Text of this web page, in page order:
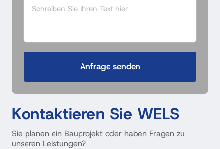
Anfrage senden
Kontaktieren Sie WELS
Sie planen ein Bauprojekt oder haben Fragen zu
unseren Leistungen?